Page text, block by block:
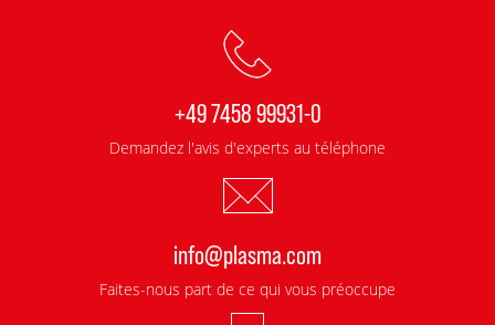
+49 7458 99931-0
Demandez l'avis d'experts au téléphone
info@plasma.com
Faites-nous part de ce qui vous préoccupe